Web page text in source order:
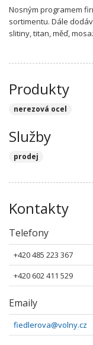
Nosným programem
sortimentu. Dále
slitiny, titan, měď,
Produkty
nerezová ocel
Služby
prodej
Kontakty
Telefony
+420 485 223 367
+420 602 411 529
Emaily
fiedlerova@volny.cz